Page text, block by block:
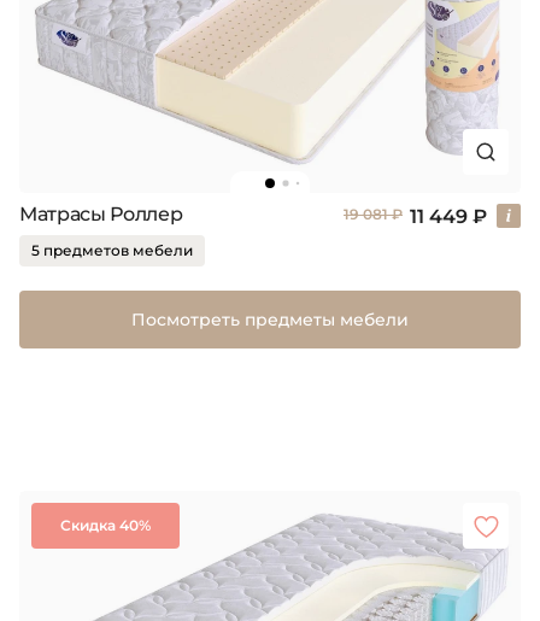
Матрасы Роллер 19 081 ₽ 11 449 ₽
5 предметов мебели
Посмотреть предметы мебели
Скидка 40%